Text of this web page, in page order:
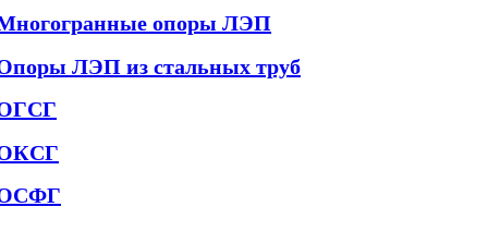
опоры ЛЭП
ЛЭП из стальных труб